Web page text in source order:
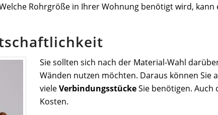
Rohrgröße in Ihrer Wohnung benötigt wird,
Sie sollten sich nach der Material-Wahl
Wänden nutzen möchten. Daraus können Sie
vieleVerbindungsstückeSie benötigen. Auch
Kosten.